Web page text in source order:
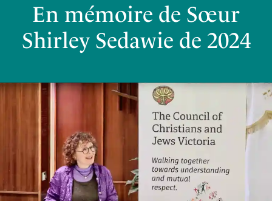
En mémoire de Sœur
Shirley Sedawie de 2024